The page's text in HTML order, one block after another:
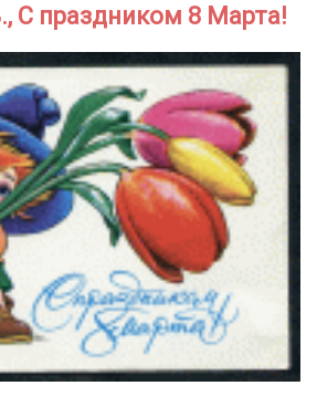
С праздником 8 Марта!